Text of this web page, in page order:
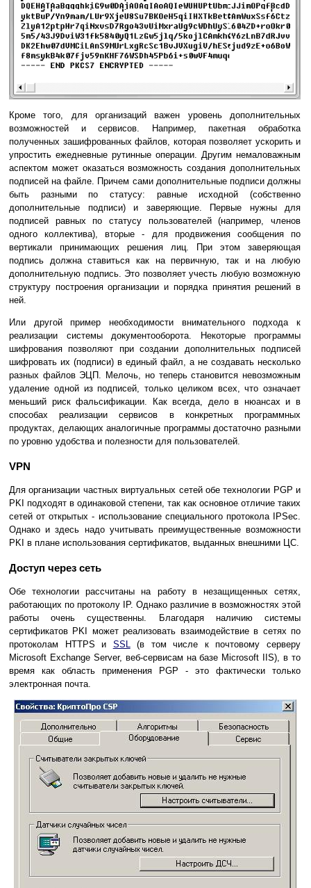
Кроме того, для организаций важен уровень дополнительных
возможностей и сервисов. Например, пакетная обработка
полученных зашифрованных файлов, которая позволяет ускорить и
упростить ежедневные рутинные операции. Другим немаловажным
аспектом может оказаться возможность создания дополнительных
подписей на файле. Причем сами дополнительные подписи должны
быть разными по статусу: равные исходной (собственно
дополнительные подписи) и заверяющие. Первые нужны для
подписей равных по статусу пользователей (например, членов
одного коллектива), вторые - для продвижения сообщения по
вертикали принимающих решения лиц. При этом заверяющая
подпись должна ставиться как на первичную, так и на любую
дополнительную подпись. Это позволяет учесть любую возможную
структуру построения организации и порядка принятия решений в
ней.
Или другой пример необходимости внимательного подхода к
реализации системы документооборота. Некоторые программы
шифрования позволяют при создании дополнительных подписей
шифровать их (подписи) в единый файл, а не создавать несколько
разных файлов ЭЦП. Мелочь, но теперь становится невозможным
удаление одной из подписей, только целиком всех, что означает
меньший риск фальсификации. Как всегда, дело в нюансах и в
способах реализации сервисов в конкретных программных
продуктах, делающих аналогичные программы достаточно разными
по уровню удобства и полезности для пользователей.
VPN
Для организации частных виртуальных сетей обе технологии PGP и
PKI подходят в одинаковой степени, так как основное отличие таких
сетей от открытых - использование специального протокола IPSec.
Однако и здесь надо учитывать преимущественные возможности
PKI в плане использования сертификатов, выданных внешними ЦС.
Доступ через сеть
Обе технологии рассчитаны на работу в незащищенных сетях,
работающих по протоколу IP. Однако различие в возможностях этой
работы очень существенны. Благодаря наличию системы
сертификатов PKI может реализовать взаимодействие в сетях по
протоколам HTTPS и SSL(в том числе к почтовому серверу
Microsoft Exchange Server, веб-сервисам на базе Microsoft IIS), в то
время как область применения PGP - это фактически только
электронная почта.